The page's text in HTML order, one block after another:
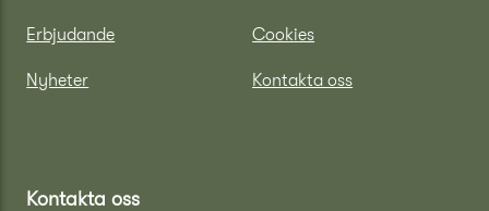
Erbjudande
Nyheter
Cookies
Kontakta oss
Kontakta oss